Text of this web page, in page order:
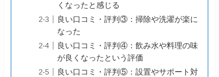
くなったと感じる
良い口コミ・評判③：掃除や洗濯が楽に
なった
良い口コミ・評判④：飲み水や料理の味
が良くなったという評価
良い口コミ・評判⑤：設置やサポート対